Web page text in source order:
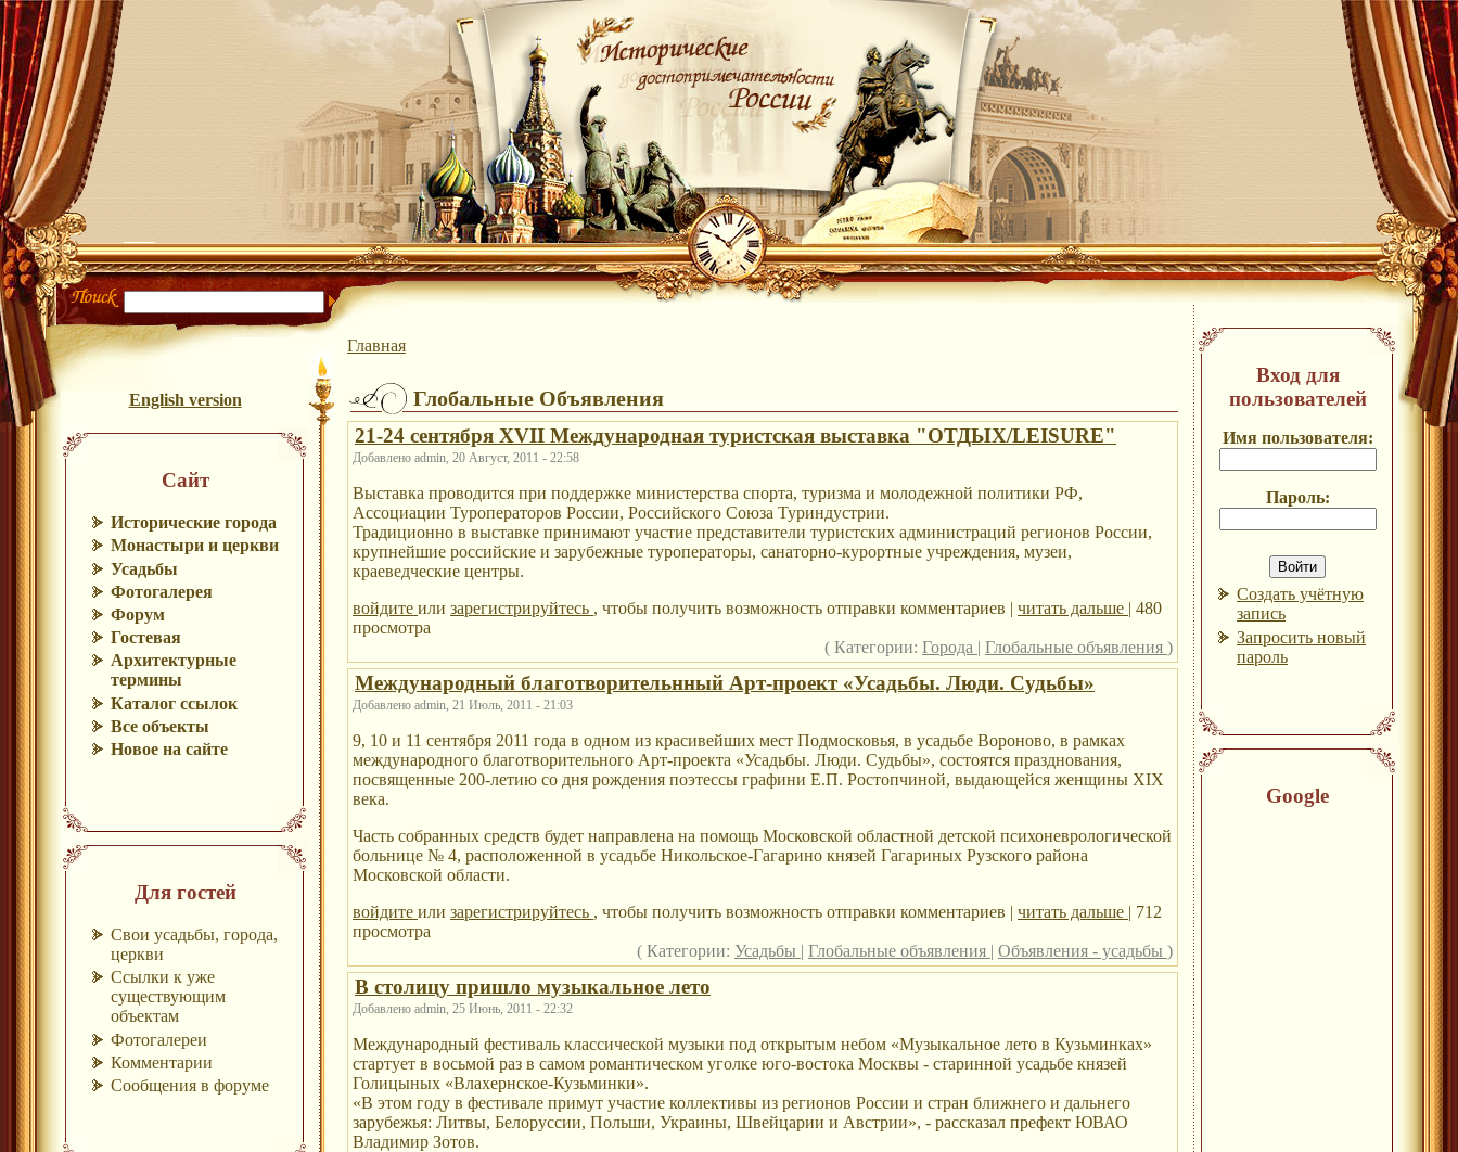
English version
Сайт
Исторические города
Монастыри и церкви
Усадьбы
Фотогалерея
Форум
Гостевая
Архитектурные
термины
Каталог ссылок
Все объекты
Новое на сайте
Для гостей
Свои усадьбы, города,
церкви
Ссылки к уже
существующим
объектам
Фотогалереи
Комментарии
Сообщения в форуме
Главная
Глобальные Объявления
21-24 сентября XVII Международная туристская выставка "ОТДЫХ/LEISURE"
Добавлено admin, 20 Август, 2011 - 22:58
Выставка проводится при поддержке министерства спорта, туризма и молодежной политики РФ,
Ассоциации Туроператоров России, Российского Союза Туриндустрии.
Традиционно в выставке принимают участие представители туристских администраций регионов России,
крупнейшие российские и зарубежные туроператоры, санаторно-курортные учреждения, музеи,
краеведческие центры.
войдите или зарегистрируйтесь , чтобы получить возможность отправки комментариев | читать дальше | 480
просмотра
( Категории: Города | Глобальные объявления )
Международный благотворительнный Арт-проект «Усадьбы. Люди. Судьбы»
Добавлено admin, 21 Июль, 2011 - 21:03
9, 10 и 11 сентября 2011 года в одном из красивейших мест Подмосковья, в усадьбе Вороново, в рамках
международного благотворительного Арт-проекта «Усадьбы. Люди. Судьбы», состоятся празднования,
посвященные 200-летию со дня рождения поэтессы графини Е.П. Ростопчиной, выдающейся женщины XIX
века.
Часть собранных средств будет направлена на помощь Московской областной детской психоневрологической
больнице № 4, расположенной в усадьбе Никольское-Гагарино князей Гагариных Рузского района
Московской области.
войдите или зарегистрируйтесь , чтобы получить возможность отправки комментариев | читать дальше | 712
просмотра
( Категории: Усадьбы | Глобальные объявления | Объявления - усадьбы )
В столицу пришло музыкальное лето
Добавлено admin, 25 Июнь, 2011 - 22:32
Международный фестиваль классической музыки под открытым небом «Музыкальное лето в Кузьминках»
стартует в восьмой раз в самом романтическом уголке юго-востока Москвы - старинной усадьбе князей
Голицыных «Влахернское-Кузьминки».
«В этом году в фестивале примут участие коллективы из регионов России и стран ближнего и дальнего
зарубежья: Литвы, Белоруссии, Польши, Украины, Швейцарии и Австрии», - рассказал префект ЮВАО
Владимир Зотов.
Вход для
пользователей
Имя пользователя:
Пароль:
Создать учётную
запись
Запросить новый
пароль
Google